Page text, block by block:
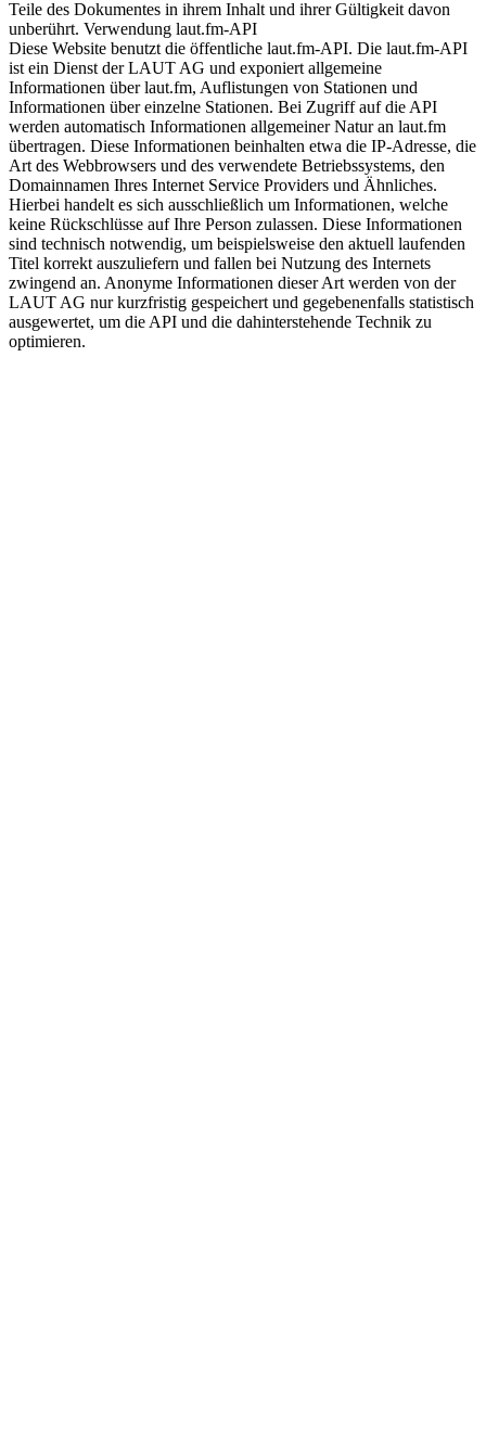
Teile des Dokumentes in ihrem Inhalt und ihrer Gültigkeit davon
unberührt. Verwendung laut.fm-API
Diese Website benutzt die öffentliche laut.fm-API. Die laut.fm-API
ist ein Dienst der LAUT AG und exponiert allgemeine
Informationen über laut.fm, Auflistungen von Stationen und
Informationen über einzelne Stationen. Bei Zugriff auf die API
werden automatisch Informationen allgemeiner Natur an laut.fm
übertragen. Diese Informationen beinhalten etwa die IP-Adresse, die
Art des Webbrowsers und des verwendete Betriebssystems, den
Domainnamen Ihres Internet Service Providers und Ähnliches.
Hierbei handelt es sich ausschließlich um Informationen, welche
keine Rückschlüsse auf Ihre Person zulassen. Diese Informationen
sind technisch notwendig, um beispielsweise den aktuell laufenden
Titel korrekt auszuliefern und fallen bei Nutzung des Internets
zwingend an. Anonyme Informationen dieser Art werden von der
LAUT AG nur kurzfristig gespeichert und gegebenenfalls statistisch
ausgewertet, um die API und die dahinterstehende Technik zu
optimieren.